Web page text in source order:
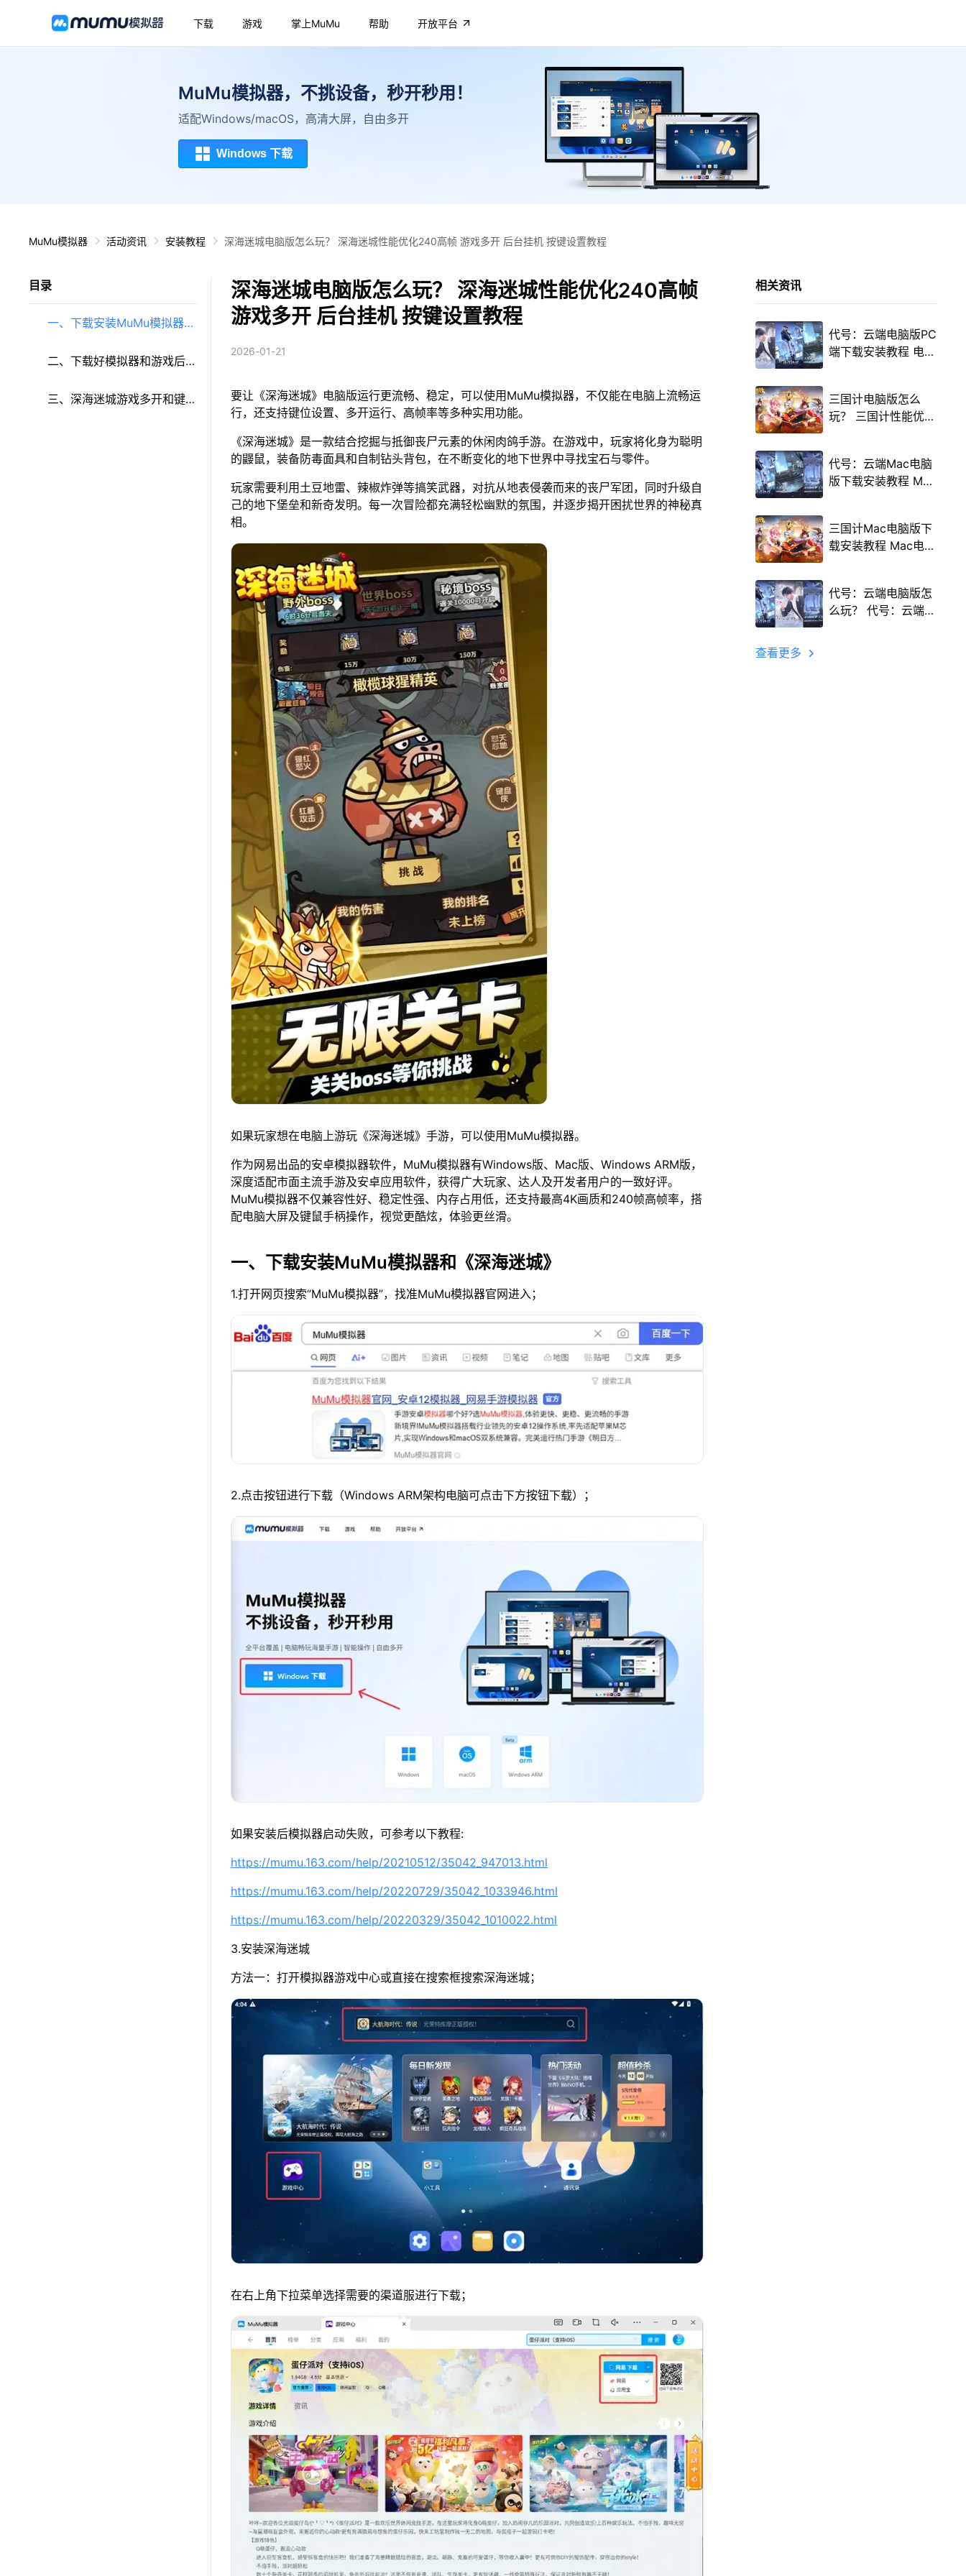
下载 游戏 掌上MuMu 帮助 开放平台
MuMu模拟器，不挑设备，秒开秒用！
适配Windows/macOS，高清大屏，自由多开
Windows 下载
MuMu模拟器 活动资讯 安装教程 深海迷城电脑版怎么玩？ 深海迷城性能优化240高帧 游戏多开 后台挂机 按键设置教程
目录
一、下载安装MuMu模拟器和
《深海迷城》
二、下载好模拟器和游戏后
再参考以下步骤进行设置：
三、深海迷城游戏多开和键
深海迷城电脑版怎么玩？ 深海迷城性能优化240高帧
游戏多开 后台挂机 按键设置教程
2026-01-21
要让《深海迷城》电脑版运行更流畅、稳定，可以使用MuMu模拟器，不仅能在电脑上流畅运
行，还支持键位设置、多开运行、高帧率等多种实用功能。
《深海迷城》是一款结合挖掘与抵御丧尸元素的休闲肉鸽手游。在游戏中，玩家将化身为聪明
的鼹鼠，装备防毒面具和自制钻头背包，在不断变化的地下世界中寻找宝石与零件。
玩家需要利用土豆地雷、辣椒炸弹等搞笑武器，对抗从地表侵袭而来的丧尸军团，同时升级自
己的地下堡垒和新奇发明。每一次冒险都充满轻松幽默的氛围，并逐步揭开困扰世界的神秘真
相。
如果玩家想在电脑上游玩《深海迷城》手游，可以使用MuMu模拟器。
作为网易出品的安卓模拟器软件，MuMu模拟器有Windows版、Mac版、Windows ARM版，
深度适配市面主流手游及安卓应用软件，获得广大玩家、达人及开发者用户的一致好评。
MuMu模拟器不仅兼容性好、稳定性强、内存占用低，还支持最高4K画质和240帧高帧率，搭
配电脑大屏及键鼠手柄操作，视觉更酷炫，体验更丝滑。
一、下载安装MuMu模拟器和《深海迷城》
1.打开网页搜索“MuMu模拟器”，找准MuMu模拟器官网进入；
2.点击按钮进行下载（Windows ARM架构电脑可点击下方按钮下载）；
如果安装后模拟器启动失败，可参考以下教程:
https://mumu.163.com/help/20210512/35042_947013.html
https://mumu.163.com/help/20220729/35042_1033946.html
https://mumu.163.com/help/20220329/35042_1010022.html
3.安装深海迷城
方法一：打开模拟器游戏中心或直接在搜索框搜索深海迷城；
在右上角下拉菜单选择需要的渠道服进行下载；
相关资讯
代号：云端电脑版PC
端下载安装教程 电脑
三国计电脑版怎么
玩？ 三国计性能优化
程
代号：云端Mac电脑
版下载安装教程 Mac
三国计Mac电脑版下
载安装教程 Mac电脑
代号：云端电脑版怎
么玩？ 代号：云端性
查看更多